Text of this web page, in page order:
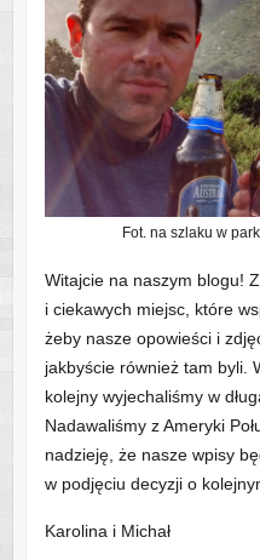
Fot. na szlaku w
Witajcie na naszym blogu!
i ciekawych miejsc, które
żeby nasze opowieści i
jakbyście również tam byli.
kolejny wyjechaliśmy w
Nadawaliśmy z Ameryki
nadzieję, że nasze wpisy
w podjęciu decyzji o
Karolina i Michał